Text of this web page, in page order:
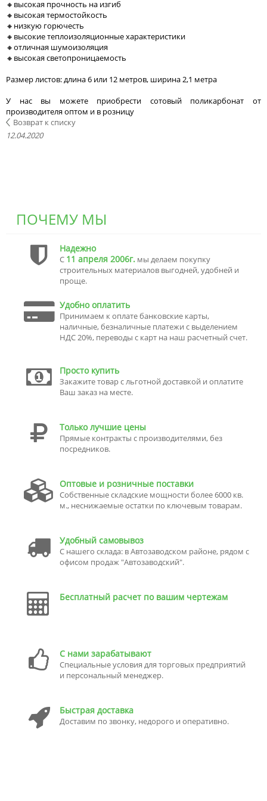
🔸высокая прочность на изгиб
🔸высокая термостойкость
🔸низкую горючесть
🔸высокие теплоизоляционные характеристики
🔸отличная шумоизоляция
🔸высокая светопроницаемость
Размер листов: длина 6 или 12 метров, ширина 2,1 метра
У нас вы можете приобрести сотовый поликарбонат от
производителя оптом и в розницу
Возврат к списку
12.04.2020
ПОЧЕМУ МЫ
Надежно
С 11 апреля 2006г. мы делаем покупку
строительных материалов выгодней, удобней и
проще.
Удобно оплатить
Принимаем к оплате банковские карты,
наличные, безналичные платежи с выделением
НДС 20%, переводы с карт на наш расчетный счет.
Просто купить
Закажите товар с льготной доставкой и оплатите
Ваш заказ на месте.
Только лучшие цены
Прямые контракты с производителями, без
посредников.
Оптовые и розничные поставки
Собственные складские мощности более 6000 кв.
м., неснижаемые остатки по ключевым товарам.
Удобный самовывоз
С нашего склада: в Автозаводском районе, рядом с
офисом продаж "Автозаводский".
Бесплатный расчет по вашим чертежам
С нами зарабатывают
Специальные условия для торговых предприятий
и персональный менеджер.
Быстрая доставка
Доставим по звонку, недорого и оперативно.